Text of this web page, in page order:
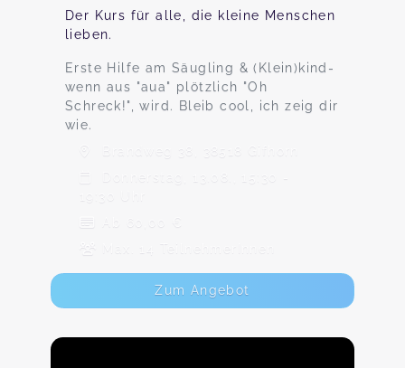
Der Kurs für alle, die kleine Menschen
lieben.
Erste Hilfe am Säugling & (Klein)kind-
wenn aus "aua" plötzlich "Oh
Schreck!", wird. Bleib cool, ich zeig dir
wie.
Brandweg 38, 38518 Gifhorn
Donnerstag, 13.08., 15:30 -
19:30 Uhr
Ab 60,00 €
Max. 14 TeilnehmerInnen
Zum Angebot